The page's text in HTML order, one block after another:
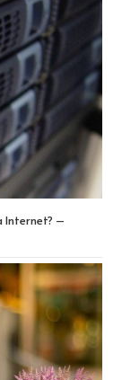
Internet? –